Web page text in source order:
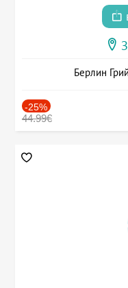
Берлин
-25%
44.99€